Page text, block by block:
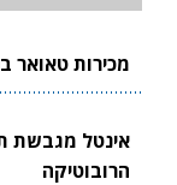
מכירות טאואר
אינטל מגבשת
הרובוטיקה